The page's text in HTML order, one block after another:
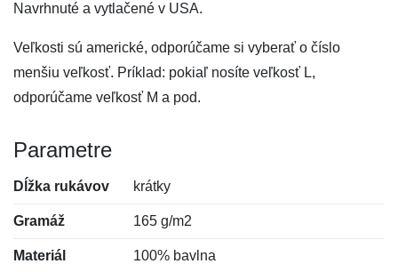
Navrhnuté a vytlačené v USA.
Veľkosti sú americké, odporúčame si vyberať o číslo
menšiu veľkosť. Príklad: pokiaľ nosíte veľkosť L,
odporúčame veľkosť M a pod.
Parametre
Dĺžka rukávov krátky
Gramáž 165 g/m2
Materiál 100% bavlna